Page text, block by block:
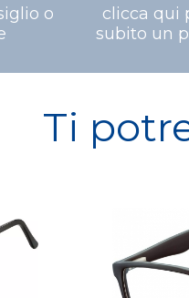
o
clicca qui
subito un
Ti